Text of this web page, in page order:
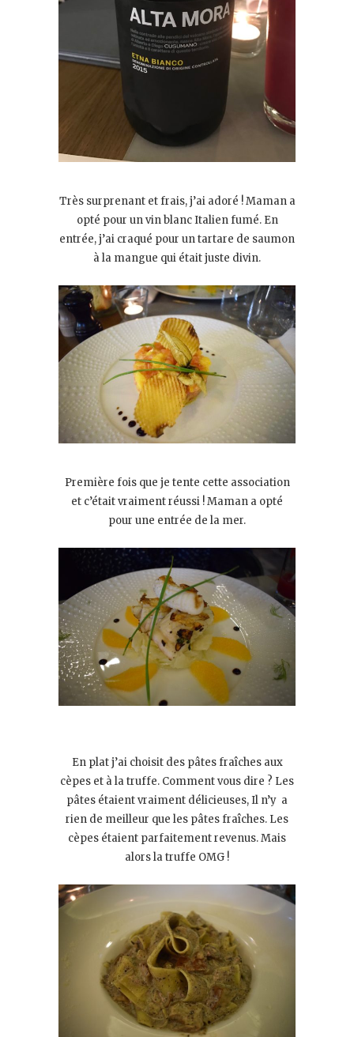
Très surprenant et frais, j’ai adoré ! Maman a
opté pour un vin blanc Italien fumé. En
entrée, j’ai craqué pour un tartare de saumon
à la mangue qui était juste divin.
Première fois que je tente cette association
et c’était vraiment réussi ! Maman a opté
pour une entrée de la mer.
En plat j’ai choisit des pâtes fraîches aux
cèpes et à la truffe. Comment vous dire ? Les
pâtes étaient vraiment délicieuses, Il n’y a
rien de meilleur que les pâtes fraîches. Les
cèpes étaient parfaitement revenus. Mais
alors la truffe OMG !